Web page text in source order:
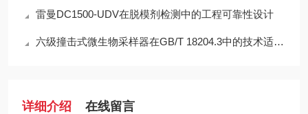
雷曼DC1500-UDV在脱模剂检测中的工程可靠性设计
六级撞击式微生物采样器在GB/T 18204.3中的技术适配性分析
详细介绍 在线留言